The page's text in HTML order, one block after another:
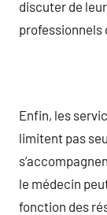
discuter de
professionnels
Enfin, les
limitent pas
le médecin
fonction des